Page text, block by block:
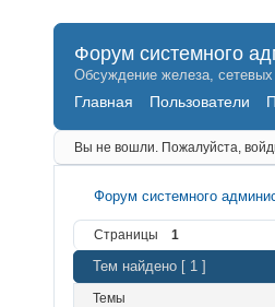
Форум системного
Обсуждение железа, сетевых
Главная Пользователи
Вы не вошли. Пожалуйста,
Форум системного
Страницы 1
Тем найдено [ 1 ]
Темы